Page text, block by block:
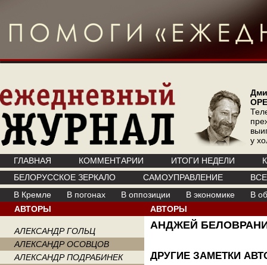
у
ГЛАВНАЯ КОММЕНТАРИИ ИТОГИ НЕДЕЛИ
БЕЛОРУССКОЕ ЗЕРКАЛО
САМОУПРАВЛЕНИЕ
В Кремле
В погонах В оппозиции В экономике
В
АВТОРЫ
АЛЕКСАНДР ГОЛЬЦ
АЛЕКСАНДР ОСОВЦОВ
АЛЕКСАНДР ПОДРАБИНЕК
АВТОРЫ
АНДЖЕЙ
ДРУГИЕ ЗАМЕТКИ